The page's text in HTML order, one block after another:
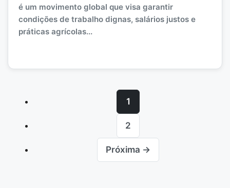
é um movimento global que visa garantir
condições de trabalho dignas, salários justos e
práticas agrícolas...
1
2
Próxima →